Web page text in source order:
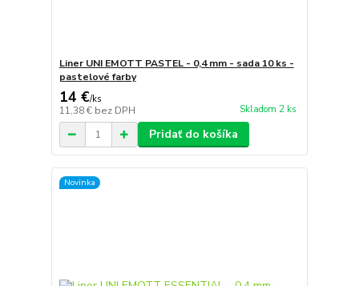
Liner UNI EMOTT PASTEL - 0,4 mm - sada 10 ks -
pastelové farby
14 €/ks
11,38 € bez DPH Skladom 2 ks
Pridať do košíka
Novinka